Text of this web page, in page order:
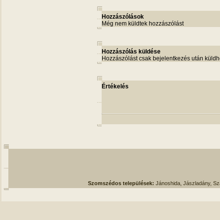
Hozzászólások
Még nem küldtek hozzászólást
Hozzászólás küldése
Hozzászólást csak bejelentkezés után
Értékelés
Szomszédos települések: Jánoshida, Jászladány,